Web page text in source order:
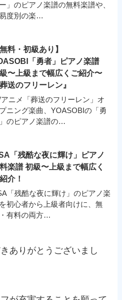
」のピアノ楽譜の無料楽譜や、
度別の楽…
無料・初級あり】
「勇者」ピアノ楽譜
〜上級まで幅広くご紹介〜
葬送のフリーレン』
ニメ「葬送のフリーレン」オ
ニング楽曲、YOASOBIの「勇
のピアノ楽譜の…
「残酷な夜に輝け」ピアノ
楽譜 初級〜上級まで幅広く
介！
「残酷な夜に輝け」のピアノ楽
初心者から上級者向けに、無
有料の両方…
ありがとうございまし